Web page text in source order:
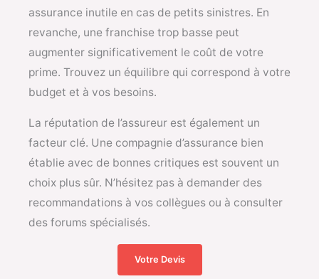
assurance inutile en cas de petits sinistres. En
revanche, une franchise trop basse peut
augmenter significativement le coût de votre
prime. Trouvez un équilibre qui correspond à votre
budget et à vos besoins.
La réputation de l’assureur est également un
facteur clé. Une compagnie d’assurance bien
établie avec de bonnes critiques est souvent un
choix plus sûr. N’hésitez pas à demander des
recommandations à vos collègues ou à consulter
des forums spécialisés.
Votre Devis